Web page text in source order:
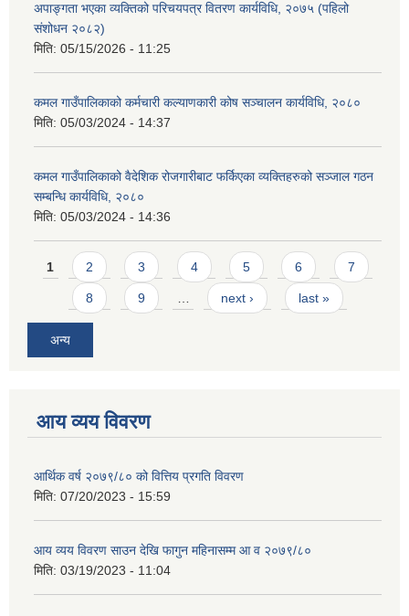
अपाङ्गता भएका व्यक्तिको परिचयपत्र वितरण कार्यविधि, २०७५ (पहिलो
संशोधन २०८२)
मिति: 05/15/2026 - 11:25
कमल गाउँपालिकाको कर्मचारी कल्याणकारी कोष सञ्चालन कार्यविधि, २०८०
मिति: 05/03/2024 - 14:37
कमल गाउँपालिकाको वैदेशिक रोजगारीबाट फर्किएका व्यक्तिहरुको सञ्जाल गठन
सम्बन्धि कार्यविधि, २०८०
मिति: 05/03/2024 - 14:36
Pages
1 2 3 4 5 6 7
8 9 next › last »
अन्य
आय व्यय विवरण
आर्थिक वर्ष २०७९/८० को वित्तिय प्रगति विवरण
मिति: 07/20/2023 - 15:59
आय व्यय विवरण साउन देखि फागुन महिनासम्म आ व २०७९/८०
मिति: 03/19/2023 - 11:04